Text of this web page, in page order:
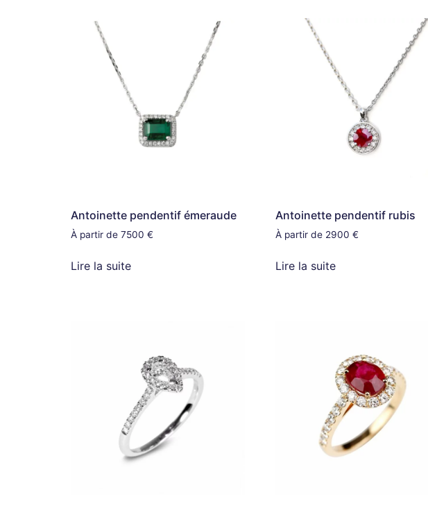
Antoinette pendentif émeraude
À partir de 7500 €
Lire la suite
Antoinette pendentif rubis
À partir de 2900 €
Lire la suite